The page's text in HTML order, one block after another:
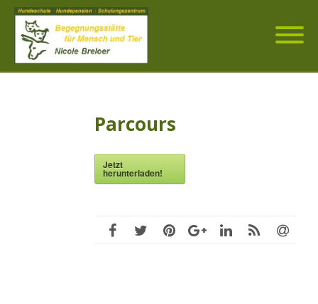
Parcours
Jetzt
herunterladen!